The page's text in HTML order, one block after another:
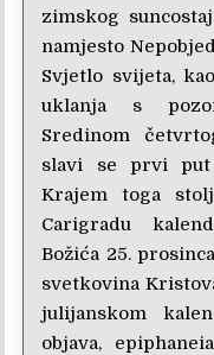
zimskog
namjesto
Svjetlo svijeta,
uklanja s
Sredinom
slavi se prvi put
Krajem toga
Carigradu
Božića 25.
svetkovina
julijanskom
objava,